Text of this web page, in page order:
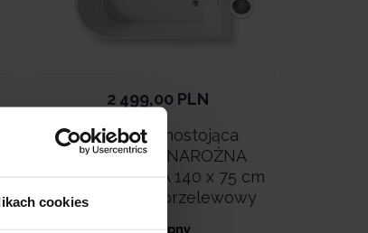
cookies
2 499,00 PLN
Wanna wolnostojąca
przyścienna NAROŻNA
PORTO PRAWA 140 x 75 cm
biała system przelewowy
• Dostępny